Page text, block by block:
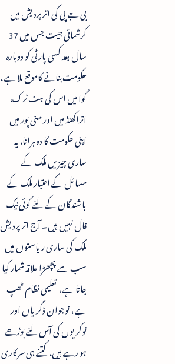
بی جے پی کی اترپردیش میں
کرشمائی جیت جس میں 37
سال بعد کسی پارٹی کو دوبارہ
حکومت بنانے کاموقع ملا ہے ،
گوا میں اس کی ہٹ ٹرک،
اتراکھنڈ میں اور منی پور میں
اپنی حکومت کا دوہرانا، یہ
ساری چیزیں ملک کے
مسائل کے اعتبار ملک کے
باشندگان کے لئے کوئی نیک
فال نہیں ہیں۔ آج اترپردیش
ملک کی ساری ریاستوں میں
سب سے پچھڑا علاقہ شمار کیا
جاتا ہے ، تعلیمی نظام ٹھپ
ہے ، نوجوان ڈگریاں اور
نوکریوں کی آس لئے بوڑھے
ہو رہے ہیں، کتنے ہی سرکاری